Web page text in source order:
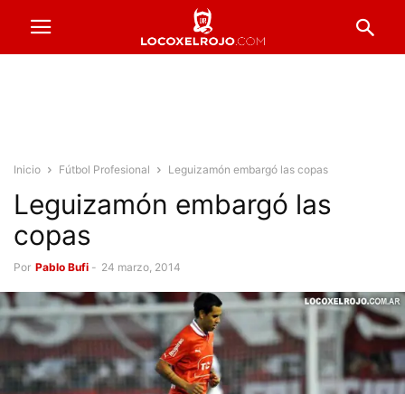
Inicio Fútbol Profesional Leguizamón embargó las copas
Leguizamón embargó las
copas
Por Pablo Bufi - 24 marzo, 2014